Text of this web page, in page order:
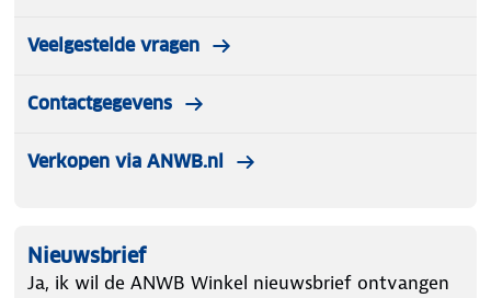
Veelgestelde vragen
Contactgegevens
Verkopen via ANWB.nl
Nieuwsbrief
Ja, ik wil de ANWB Winkel nieuwsbrief ontvangen